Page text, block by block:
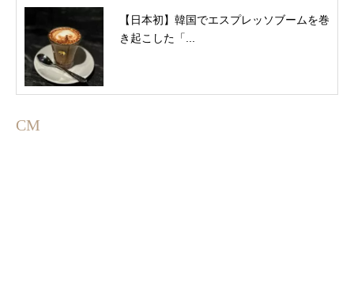
【日本初】韓国でエスプレッソブームを巻
き起こした「...
CM